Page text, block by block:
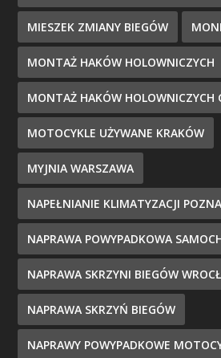
MIESZEK ZMIANY BIEGÓW
MONTAŻ HAKÓW HOLOWNICZYCH
MONTAŻ HAKÓW HOLOWNICZYCH
MOTOCYKLE UŻYWANE KRAKÓW
MYJNIA WARSZAWA
NAPEŁNIANIE KLIMATYZACJI
NAPRAWA POWYPADKOWA
NAPRAWA SKRZYNI BIEGÓW
NAPRAWA SKRZYŃ BIEGÓW
NAPRAWY POWYPADKOWE